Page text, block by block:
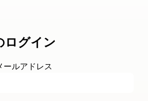
ログイン
ールアドレス